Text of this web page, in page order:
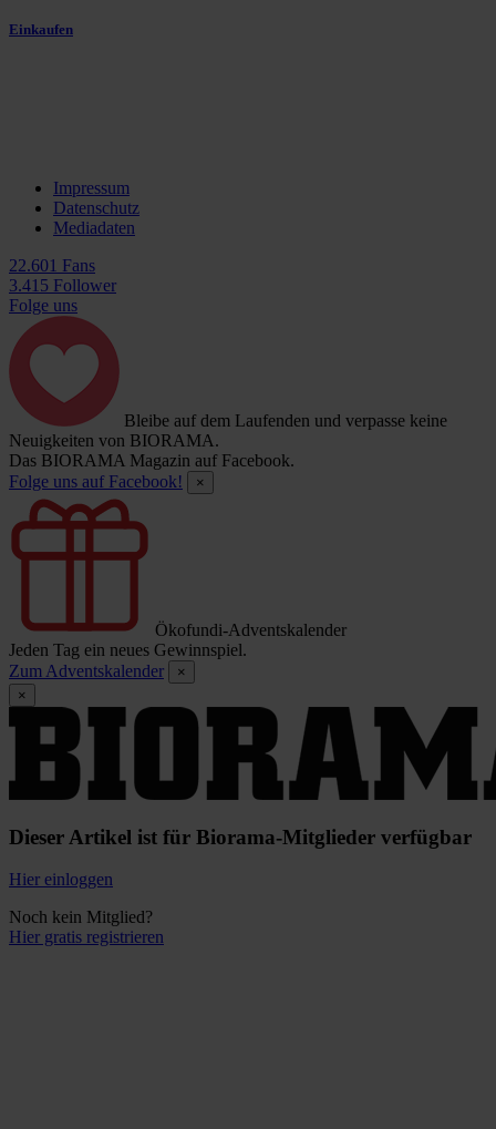
Einkaufen
Impressum
Datenschutz
Mediadaten
22.601 Fans
3.415 Follower
Folge uns
Bleibe auf dem Laufenden und verpasse keine
Neuigkeiten von BIORAMA.
Das BIORAMA Magazin auf Facebook.
Folge uns auf Facebook!
×
Ökofundi-Adventskalender
Jeden Tag ein neues Gewinnspiel.
Zum Adventskalender
×
×
Dieser Artikel ist für Biorama-Mitglieder verfügbar
Hier einloggen
Noch kein Mitglied?
Hier gratis registrieren